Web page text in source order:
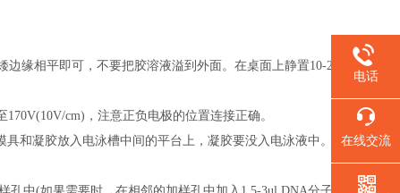
缘相平即可，不要把胶溶液溢到外面。在桌面上静置10-2
cm)，注意正负电极的位置连接正确。
凝胶放入电泳槽中间的平台上，凝胶要没入电泳液中。
电话
在线交流